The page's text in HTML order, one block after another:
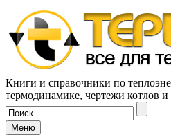
Книги и справочники по
термодинамике, чертежи котлов
Меню